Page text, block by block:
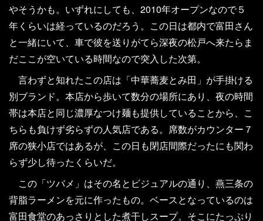
やそうかも。いずれにしても、2010年オープンなので５
年くらいは経っているのだろう。この日は都内で富田さん
と一緒にいて、車で彼を送りがてら深夜の松戸へ来たらま
だここが空いている時間なので突入した次第。
言わずと知れたこの店は「中華蕎麦とみ田」が手掛ける
別ブランド。本店から歩いて数分の場所にあり、夜の時間
帯は本店と同じ濃厚なつけ麺も提供していることから、こ
ちらも負けず劣らずの人気店である。席数がカウンター７
席の狭小店ではあるが、この日も閉店間際だったにも関わ
らず少し待ったくらいだ。
この「ツバメ」はその名とビジュアルの通り、燕三条の
背脂ラーメンを元に作ったもの。ベースとなっているのは
富田食堂のあっさりとした煮干しスープ。そこにたっぷり